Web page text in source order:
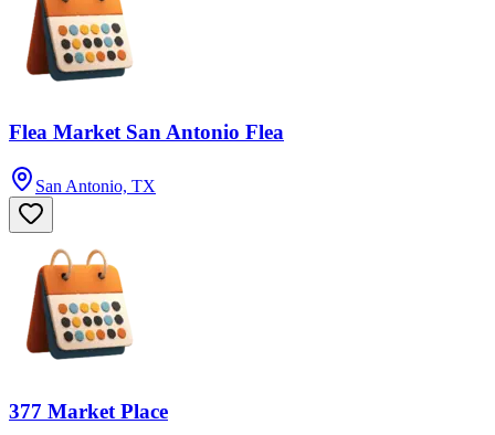
Flea Market San Antonio Flea
San Antonio, TX
377 Market Place